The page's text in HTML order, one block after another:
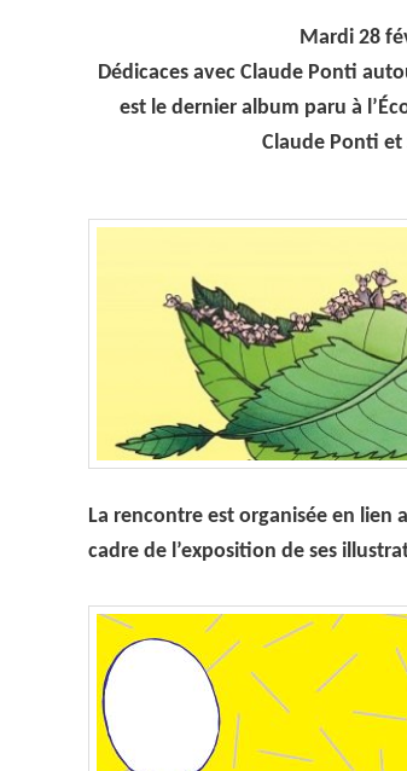
Mardi 28
Dédicaces avec Claude Ponti
est le dernier album paru à
Claude Ponti et
La rencontre est organisée en lien
cadre de l’exposition de ses